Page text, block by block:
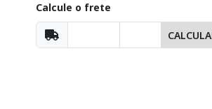
Calcule o frete